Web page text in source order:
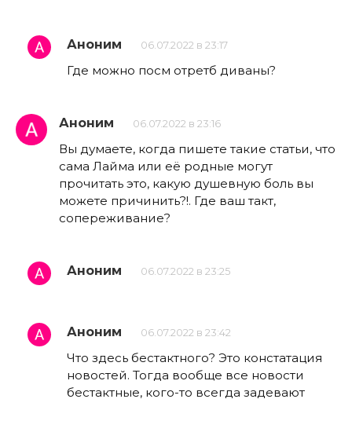
Аноним 06.07.2022 в 23:17
Где можно посм отретб диваны?
Аноним 06.07.2022 в 23:16
Вы думаете, когда пишете такие статьи, что
сама Лайма или её родные могут
прочитать это, какую душевную боль вы
можете причинить?!. Где ваш такт,
сопереживание?
Аноним 06.07.2022 в 23:25
Аноним 06.07.2022 в 23:42
Что здесь бестактного? Это констатация
новостей. Тогда вообще все новости
бестактные, кого-то всегда задевают